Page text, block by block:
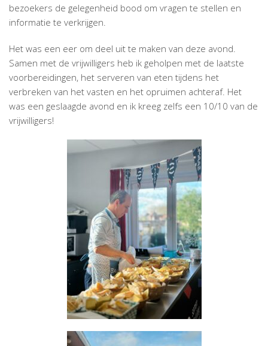
bezoekers de gelegenheid bood om vragen te stellen en
informatie te verkrijgen.
Het was een eer om deel uit te maken van deze avond.
Samen met de vrijwilligers heb ik geholpen met de laatste
voorbereidingen, het serveren van eten tijdens het
verbreken van het vasten en het opruimen achteraf. Het
was een geslaagde avond en ik kreeg zelfs een 10/10 van de
vrijwilligers!